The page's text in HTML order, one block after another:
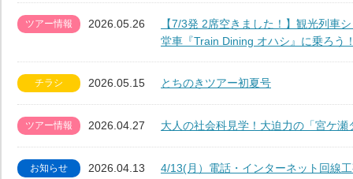
ツアー情報 2026.05.26
【7/3発 2席空きました！】観光列車
堂車『Train Dining オハシ』に乗ろう
チラシ 2026.05.15 とちのきツアー初夏号
ツアー情報 2026.04.27 大人の社会科見学！大迫力の「宮ケ瀬
お知らせ 2026.04.13 4/13(月）電話・インターネット回線